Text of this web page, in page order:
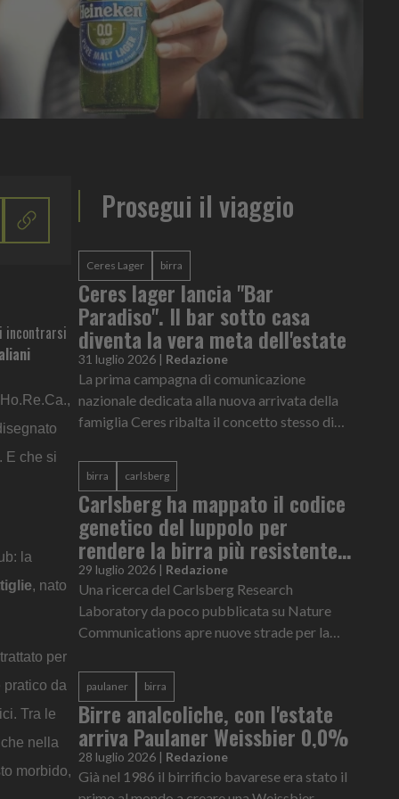
incontrarsi
E che si
la
, nato
per
da
Tra le
nella
morbido,
Prosegui il viaggio
Ceres Lager birra
Ceres lager lancia "Bar
Paradiso". Il bar sotto casa
diventa la vera meta dell'estate
31 luglio 2026 | Redazione
La prima campagna di comunicazione
nazionale dedicata alla nuova arrivata della
famiglia Ceres ribalta il concetto stesso di
birra carlsberg
Carlsberg ha mappato il codice
genetico del luppolo per
rendere la birra più resistente
al cambiamento climatico
29 luglio 2026 | Redazione
Una ricerca del Carlsberg Research
Laboratory da poco pubblicata su Nature
Communications apre nuove strade per la
della birra a livello globale
paulaner birra
Birre analcoliche, con l'estate
arriva Paulaner Weissbier 0,0%
28 luglio 2026 | Redazione
Già nel 1986 il birrificio bavarese era stato il